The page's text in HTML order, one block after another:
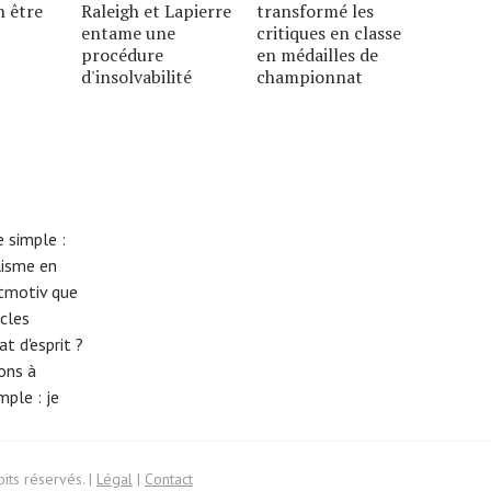
être
Raleigh et Lapierre
entame une
procédure
d'insolvabilité
transformé les
critiques en classe
en médailles de
championnat
simple :
en
que
d'esprit ?
à
: je
réservés. | Légal | Contact